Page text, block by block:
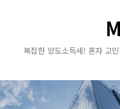
복잡한 양도소득세! 혼자 고